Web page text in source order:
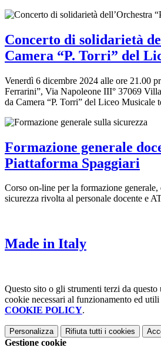
Concerto di solidarietà
Camera “P. Torri” del
Venerdì 6 dicembre 2024 alle ore 21.00
Ferrarini”, Via Napoleone III° 37069
da Camera “P. Torri” del Liceo Musicale
Formazione generale
Piattaforma Spaggiari
Corso on-line per la formazione
sicurezza rivolta al personale docente e
Made in Italy
Questo sito o gli strumenti terzi da
cookie necessari al funzionamento ed
COOKIE POLICY.
Personalizza Rifiuta tutti i cookies
Gestione cookie